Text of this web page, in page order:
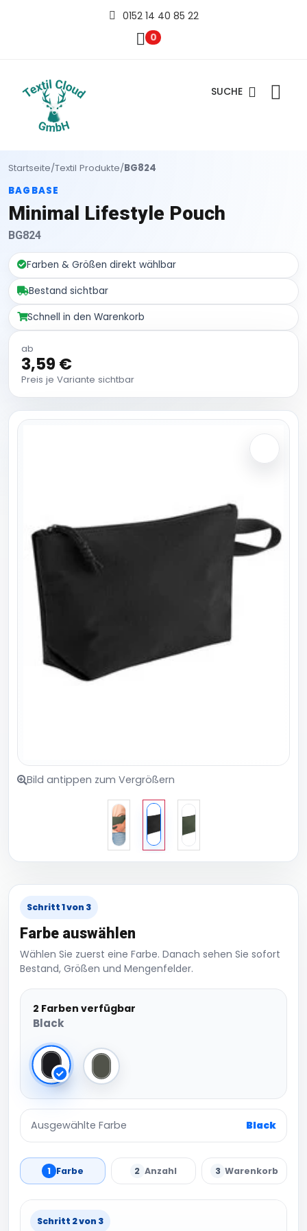
0152 14 40 85 22
0
SUCHE
Startseite/Textil Produkte/BG824
BAGBASE
Minimal Lifestyle Pouch
BG824
Farben & Größen direkt wählbar
Bestand sichtbar
Schnell in den Warenkorb
ab
3,59 €
Preis je Variante sichtbar
Bild antippen zum Vergrößern
Schritt 1 von 3
Farbe auswählen
Wählen Sie zuerst eine Farbe. Danach sehen Sie sofort
Bestand, Größen und Mengenfelder.
2 Farben verfügbar
Black
Black Pine Green
Ausgewählte Farbe Black
1 Farbe 2 Anzahl 3 Warenkorb
Schritt 2 von 3